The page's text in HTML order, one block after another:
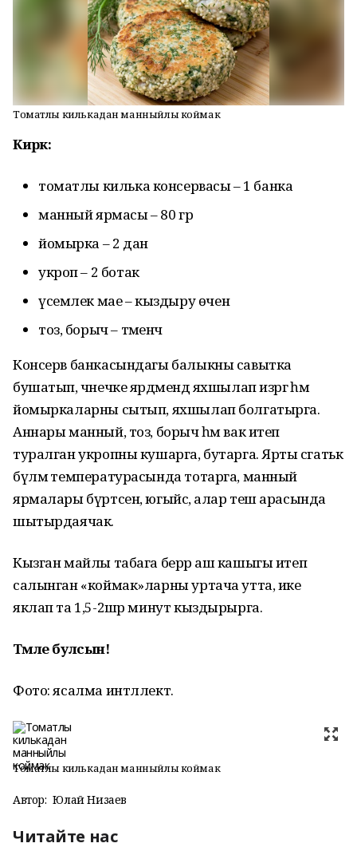
Томатлы килькадан манныйлы коймак
Кирәк:
томатлы килька консервасы – 1 банка
манный ярмасы – 80 гр
йомырка – 2 данә
укроп – 2 ботак
үсемлек мае – кыздыру өчен
тоз, борыч – тәменчә
Консерв банкасындагы балыкны савытка
бушатып, чәнечке ярдәмендә яхшылап изәргә һәм
йомыркаларны сытып, яхшылап болгатырга.
Аннары манный, тоз, борыч һәм вак итеп
туралган укропны кушарга, бутарга. Ярты сәгатькә
бүлмә температурасында тотарга, манный
ярмалары бүртсен, югыйсә, алар теш арасында
шытырдаячак.
Кызган майлы табага берәр аш кашыгы итеп
салынган «коймак»ларны уртача утта, ике
яклап та 1,5-2шәр минут кыздырырга.
Тәмле булсын!
Фото: ясалма интллект.
Томатлы килькадан манныйлы коймак
Автор: Юлай Низаев
Читайте нас